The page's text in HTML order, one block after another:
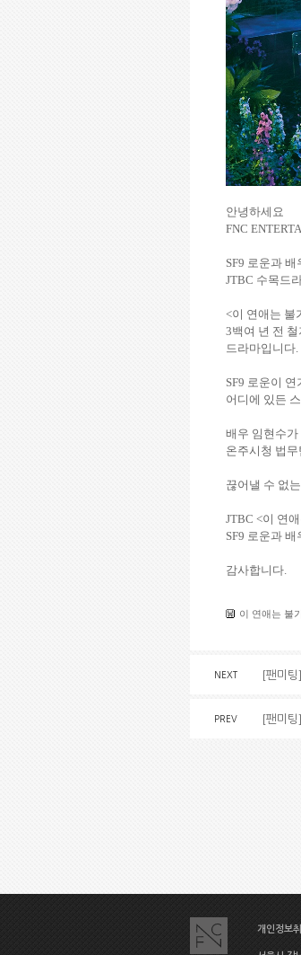
안녕하세요
FNC
SF9 로운과 배
JTBC 수목드
<이 연애는 불
3백여 년 전
드라마입니다.
SF9 로운이 연
어디에 있든
배우 임현수가
온주시청 법
끊어낼 수 없
JTBC <이 연
SF9 로운과 배
감사합니다.
이 연애는 불
NEXT [팬미
PREV [팬미
개인정보